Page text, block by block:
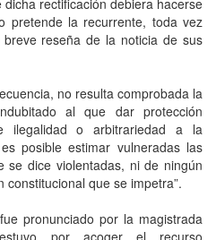
pretende la recurrente, toda vez
reseña de la noticia de sus
no resulta comprobada la
al que dar protección
ilegalidad o arbitrariedad a la
posible estimar vulneradas las
se dice violentadas, ni de ningún
que se impetra”.
pronunciado por la magistrada
por acoger el recurso